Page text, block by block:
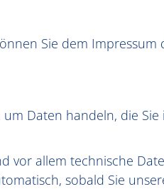
Sie dem Impressum
Daten handeln, die Sie
vor allem technische
sobald Sie